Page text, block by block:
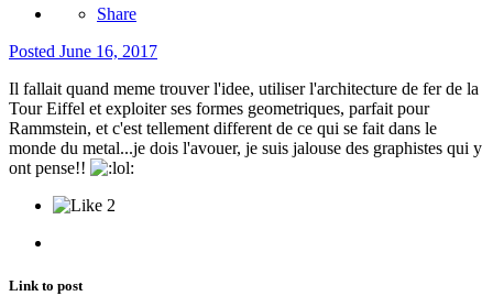
Share
Posted June 16, 2017
Il fallait quand meme trouver l'idee, utiliser l'architecture de fer de la
Tour Eiffel et exploiter ses formes geometriques, parfait pour
Rammstein, et c'est tellement different de ce qui se fait dans le
monde du metal...je dois l'avouer, je suis jalouse des graphistes qui y
ont pense!!
2
Link to post